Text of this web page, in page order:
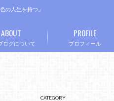
の人生を持つ」
ログについて
ABOUT
プロフィール
PROFILE
CATEGORY